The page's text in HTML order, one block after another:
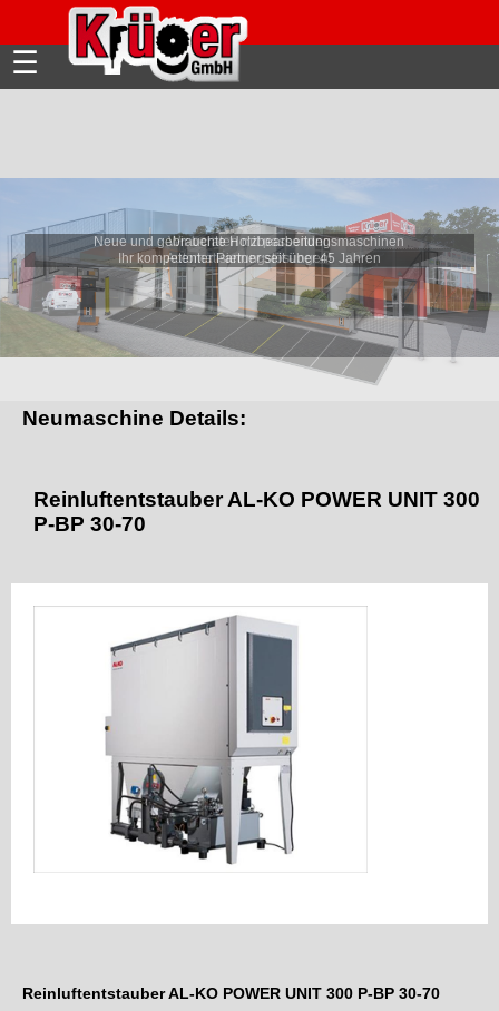
☰
Neue und gebrauchte Holzbearbeitungsmaschinen
Ihr kompetenter Partner seit über 45 Jahren
Wir beraten mit passenden
Automatisierungslösungen!
Neumaschine Details:
Reinluftentstauber AL-KO POWER UNIT 300
P-BP 30-70
Reinluftentstauber AL-KO POWER UNIT 300 P-BP 30-70